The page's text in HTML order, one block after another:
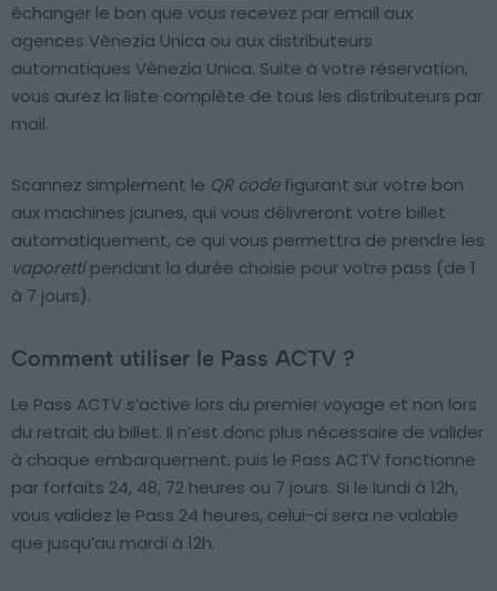
échanger le bon que vous recevez par email aux
agences Vènezia Unica ou aux distributeurs
automatiques Vènezia Unica. Suite à votre réservation,
vous aurez la liste complète de tous les distributeurs par
mail.
Scannez simplement le QR codefigurant sur votre bon
aux machines jaunes, qui vous délivreront votre billet
automatiquement, ce qui vous permettra de prendre les
vaporettipendant la durée choisie pour votre pass (de 1
à 7 jours).
Comment utiliser le Pass ACTV ?
Le Pass ACTV s’active lors du premier voyage et non lors
du retrait du billet. Il n’est donc plus nécessaire de valider
à chaque embarquement, puis le Pass ACTV fonctionne
par forfaits 24, 48, 72 heures ou 7 jours. Si le lundi à 12h,
vous validez le Pass 24 heures, celui-ci sera ne valable
que jusqu’au mardi à 12h.